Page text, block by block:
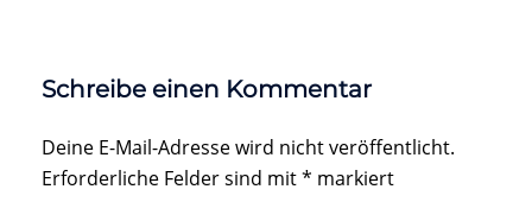
Schreibe einen Kommentar
Deine E-Mail-Adresse wird nicht veröffentlicht.
Erforderliche Felder sind mit* markiert